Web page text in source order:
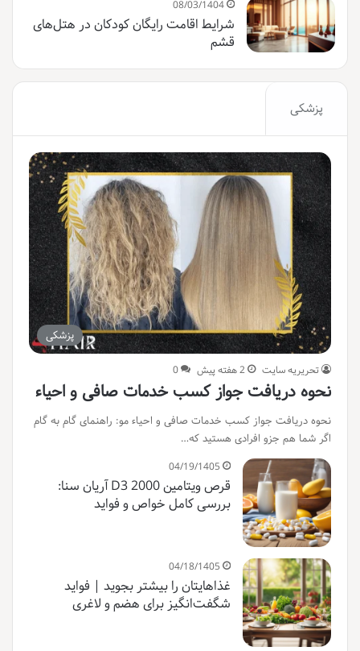
08/03/1404
شرایط اقامت رایگان کودکان در هتل‌های
قشم
پزشکی
پزشکی
تحریریه سایت 2 هفته پیش 0
نحوه دریافت جواز کسب خدمات صافی و احیاء
نحوه دریافت جواز کسب خدمات صافی و احیاء مو: راهنمای گام به گام
اگر شما هم جزو افرادی هستید که…
04/19/1405
قرص ویتامین D3 2000 آریان سنا:
بررسی کامل خواص و فواید
04/18/1405
غذاهایتان را بیشتر بجوید | فواید
شگفت‌انگیز برای هضم و لاغری